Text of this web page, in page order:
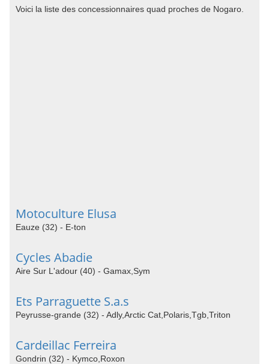
Voici la liste des concessionnaires quad proches de Nogaro.
Motoculture Elusa
Eauze (32) - E-ton
Cycles Abadie
Aire Sur L'adour (40) - Gamax,Sym
Ets Parraguette S.a.s
Peyrusse-grande (32) - Adly,Arctic Cat,Polaris,Tgb,Triton
Cardeillac Ferreira
Gondrin (32) - Kymco,Roxon